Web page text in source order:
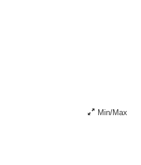
Min/Max